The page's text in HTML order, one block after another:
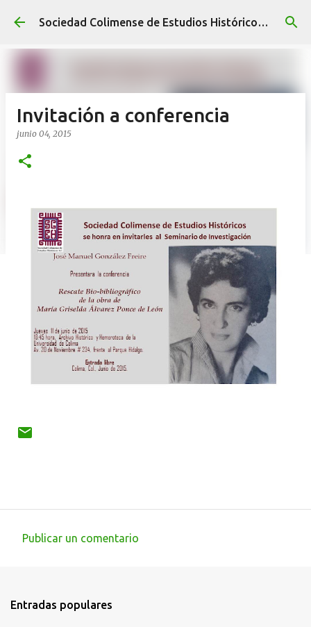
Ir al contenido principal Sociedad Colimense de Estudios Históricos A. C.
Invitación a conferencia
junio 04, 2015
e
Publicar un comentario
Entradas populares